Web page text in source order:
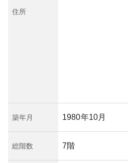
住所
築年月 1980年10月
総階数 7階